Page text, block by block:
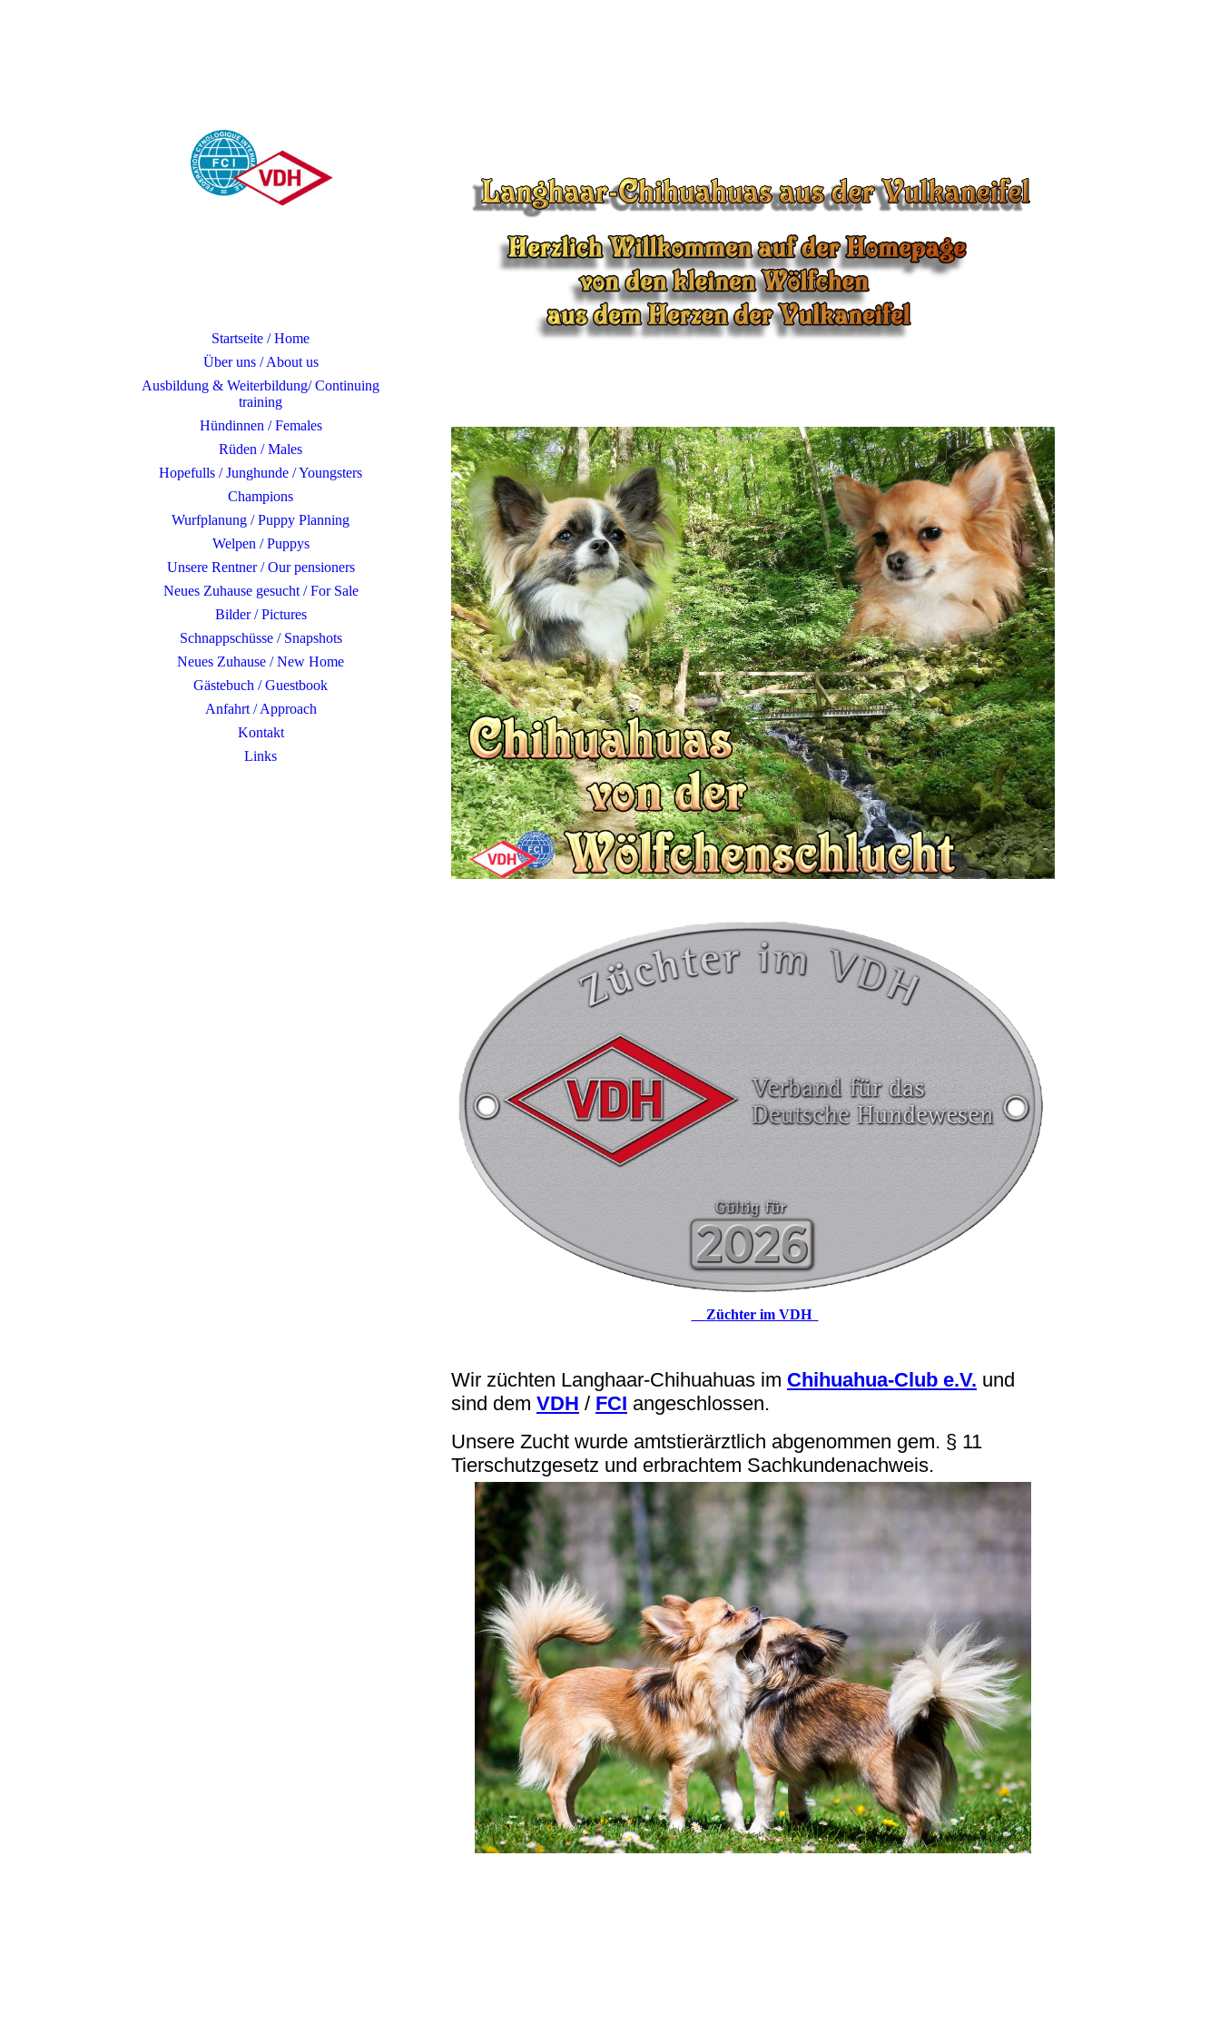
Startseite / Home
Über uns / About us
Ausbildung & Weiterbildung/ Continuing
training
Hündinnen / Females
Rüden / Males
Hopefulls / Junghunde / Youngsters
Champions
Wurfplanung / Puppy Planning
Welpen / Puppys
Unsere Rentner / Our pensioners
Neues Zuhause gesucht / For Sale
Bilder / Pictures
Schnappschüsse / Snapshots
Neues Zuhause / New Home
Gästebuch / Guestbook
Anfahrt / Approach
Kontakt
Links
Züchter im VDH
Wir züchten Langhaar-Chihuahuas im Chihuahua-Club e.V. und
sind dem VDH / FCI angeschlossen.
Unsere Zucht wurde amtstierärztlich abgenommen gem. § 11
Tierschutzgesetz und erbrachtem Sachkundenachweis.